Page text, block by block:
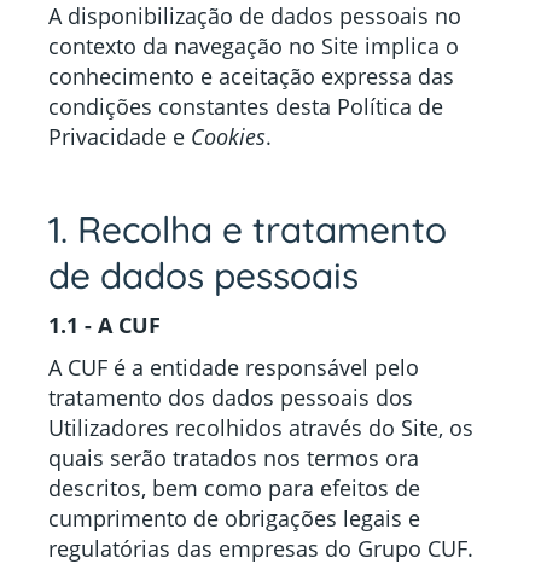
A disponibilização de dados pessoais no
contexto da navegação no Site implica o
conhecimento e aceitação expressa das
condições constantes desta Política de
Privacidade e Cookies.
1. Recolha e tratamento
de dados pessoais
1.1 - A CUF
A CUF é a entidade responsável pelo
tratamento dos dados pessoais dos
Utilizadores recolhidos através do Site, os
quais serão tratados nos termos ora
descritos, bem como para efeitos de
cumprimento de obrigações legais e
regulatórias das empresas do Grupo CUF.